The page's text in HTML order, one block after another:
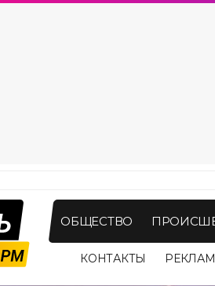
ОБЩЕСТВО
КОНТАКТЫ